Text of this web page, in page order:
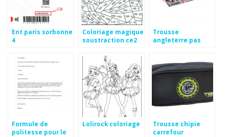
Ent paris sorbonne
4
Coloriage magique
soustraction ce2
Trousse
angleterre pas
Formule de
politesse pour le
Lolirock coloriage
Trousse chipie
carrefour